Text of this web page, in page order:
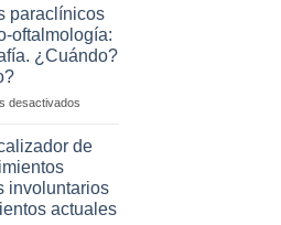
enfermedades
Neuro-
Oftalmológicas
tratamiento
de
síntomas
funcionales
paraclínicos
oftalmología:
¿Cuándo?
desactivadosen
paraclínicos
oftalmología:
angiografía.
de
involuntarios
actuales